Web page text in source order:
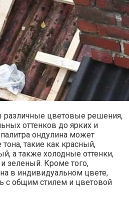
различные цветовые решения,
оттенков до ярких и
ондулина может
такие как красный,
а также холодные оттенки,
зеленый. Кроме того,
в индивидуальном цвете,
с общим стилем и цветовой